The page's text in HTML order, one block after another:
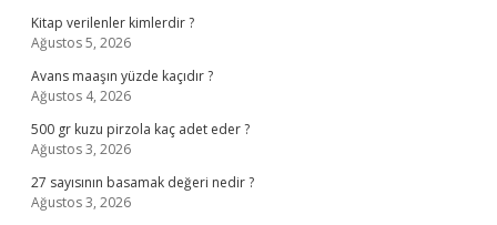
Kitap verilenler kimlerdir ?
Ağustos 5, 2026
Avans maaşın yüzde kaçıdır ?
Ağustos 4, 2026
500 gr kuzu pirzola kaç adet eder ?
Ağustos 3, 2026
27 sayısının basamak değeri nedir ?
Ağustos 3, 2026